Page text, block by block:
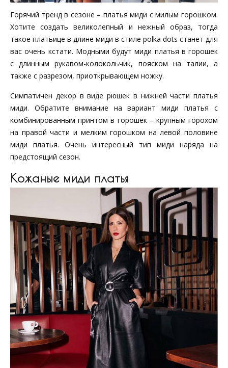
Горячий тренд в сезоне – платья миди с милым горошком.
Хотите создать великолепный и нежный образ, тогда
такое платьице в длине миди в стиле polka dots станет для
вас очень кстати. Модными будут миди платья в горошек
с длинным рукавом-колокольчик, пояском на талии, а
также с разрезом, приоткрывающем ножку.
Симпатичен декор в виде рюшек в нижней части платья
миди. Обратите внимание на вариант миди платья с
комбинированным принтом в горошек – крупным горохом
на правой части и мелким горошком на левой половине
миди платья. Очень интересный тип миди наряда на
предстоящий сезон.
Кожаные миди платья